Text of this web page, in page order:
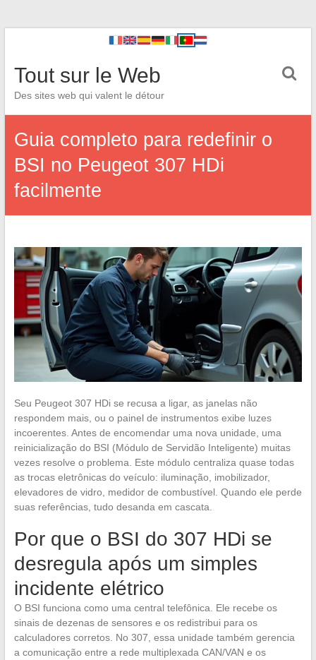
Tout sur le Web
Des sites web qui valent le détour
Guia completo para redefinir o
BSI no Peugeot 307 HDi
facilmente
Seu Peugeot 307 HDi se recusa a ligar, as janelas não
respondem mais, ou o painel de instrumentos exibe luzes
incoerentes. Antes de encomendar uma nova unidade, uma
reinicialização do BSI (Módulo de Servidão Inteligente) muitas
vezes resolve o problema. Este módulo centraliza quase todas
as trocas eletrônicas do veículo: iluminação, imobilizador,
elevadores de vidro, medidor de combustível. Quando ele perde
suas referências, tudo desanda em cascata.
Por que o BSI do 307 HDi se
desregula após um simples
incidente elétrico
O BSI funciona como uma central telefônica. Ele recebe os
sinais de dezenas de sensores e os redistribui para os
calculadores corretos. No 307, essa unidade também gerencia
a comunicação entre a rede multiplexada CAN/VAN e os